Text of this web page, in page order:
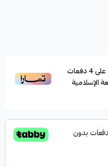
على4دفعات
الإسلامية